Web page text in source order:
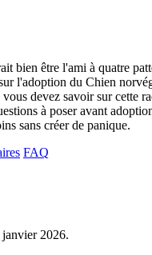
bien être l'ami à quatre
l'adoption du Chien
devez savoir sur cette
à poser avant
sans créer de panique.
FAQ
2026.